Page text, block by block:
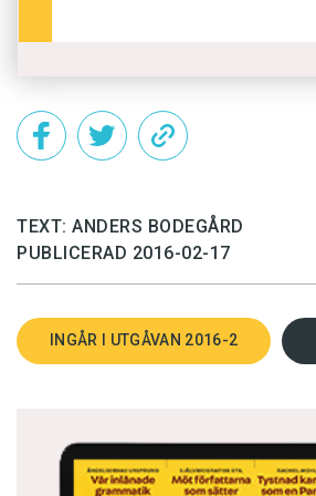
TEXT: ANDERS BODEGÅRD
PUBLICERAD 2016-02-17
INGÅR I UTGÅVAN 2016-2